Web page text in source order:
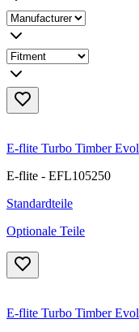
E-flite Turbo Timber
E-flite - EFL105250
Standardteile
Optionale Teile
E-flite Turbo Timber